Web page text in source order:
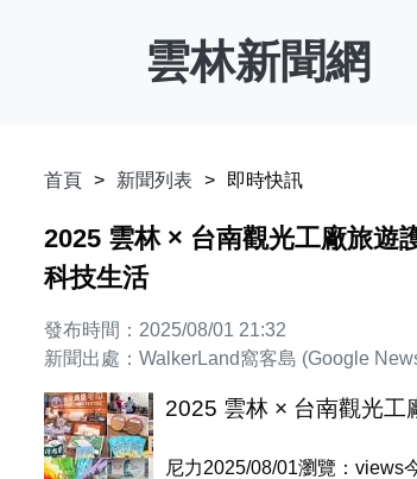
雲林新聞網
首頁 新聞列表 即時快訊
2025 雲林 × 台南觀光工廠旅遊
科技生活
發布時間：2025/08/01 21:32
新聞出處：WalkerLand窩客島 (Google
2025 雲林 × 台南觀光工
尼力2025/08/01瀏覽：views